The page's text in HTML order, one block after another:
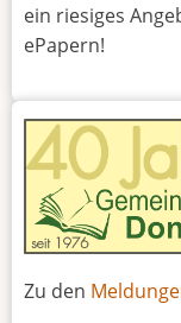
ein riesiges
ePapern!
Zu den